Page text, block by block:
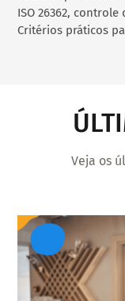
ISO 26362, controle
Critérios práticos
Veja os